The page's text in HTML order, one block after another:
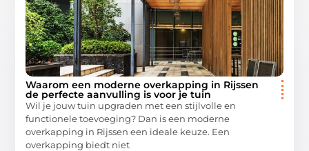
Waarom een moderne overkapping in Rijssen
de perfecte aanvulling is voor je tuin
Wil je jouw tuin upgraden met een stijlvolle en
functionele toevoeging? Dan is een moderne
overkapping in Rijssen een ideale keuze. Een
overkapping biedt niet